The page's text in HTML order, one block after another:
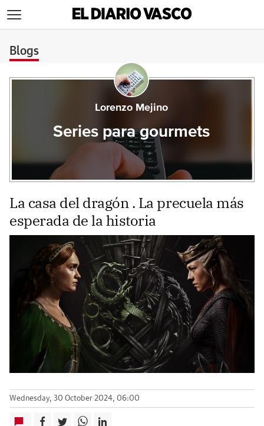
Blogs
Lorenzo Mejino
Series para gourmets
La casa del dragón . La precuela más
esperada de la historia
Wednesday, 30 October 2024, 06:00